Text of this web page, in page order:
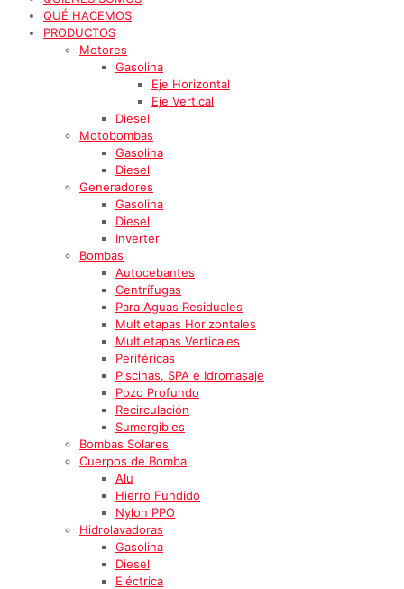
QUÉ HACEMOS
PRODUCTOS
Motores
Gasolina
Eje Horizontal
Eje Vertical
Diesel
Motobombas
Gasolina
Diesel
Generadores
Gasolina
Diesel
Inverter
Bombas
Autocebantes
Centrífugas
Para Aguas Residuales
Multietapas Horizontales
Multietapas Verticales
Periféricas
Piscinas, SPA e Idromasaje
Pozo Profundo
Recirculación
Sumergibles
Bombas Solares
Cuerpos de Bomba
Alu
Hierro Fundido
Nylon PPO
Hidrolavadoras
Gasolina
Diesel
Eléctrica